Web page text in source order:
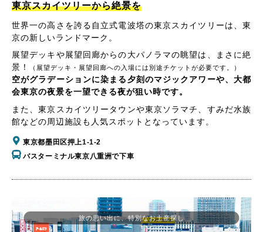
東京スカイツリーから絶景を
世界一の高さを誇る自立式電波塔の東京スカイツリーは、東
京の新しいランドマーク。
展望デッキや展望回廊からの大パノラマの眺望は、まさに絶
景！
（展望デッキ・展望回廊への入場には別途チケットが必要です。）
空がグラデーションに染まる夕刻のマジックアワーや、大都
会東京の夜景を一望できる夜が狙い時です。
また、東京スカイツリータウンや東京ソラマチ、すみだ水族
館などの周辺施設も人気スポットとなっています。
東京都墨田区押上1-1-2
バスターミナル東京八重洲で下車
旅の思い出に、特別なお土産探し